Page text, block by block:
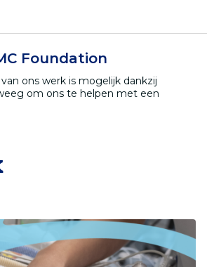
Foundation
ons werk is mogelijk dankzij
om ons te helpen met een